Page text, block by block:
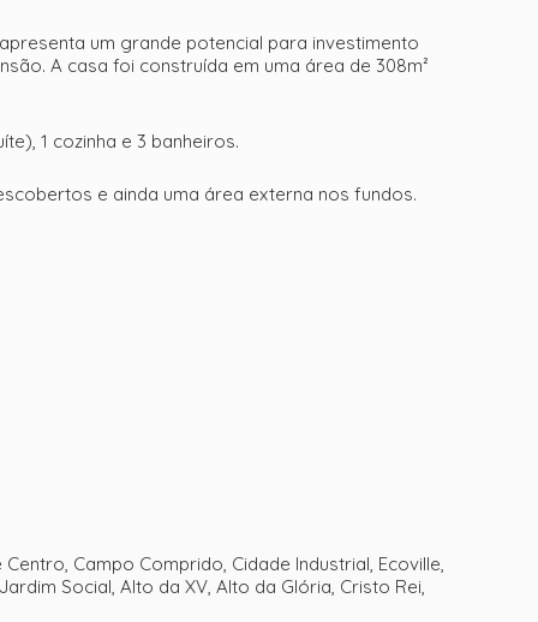
um grande potencial para investimento
A casa foi construída em uma área de 308m²
1 cozinha e 3 banheiros.
e ainda uma área externa nos fundos.
Campo Comprido, Cidade Industrial, Ecoville,
Social, Alto da XV, Alto da Glória, Cristo Rei,